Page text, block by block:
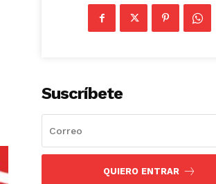
Suscríbete
QUIERO ENTRAR